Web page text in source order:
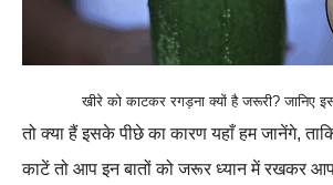
खीरे को काटकर रगड़ना क्यों है जरूरी? जानिए
तो क्या हैं इसके पीछे का कारण यहाँ हम जानेंगे,
काटें तो आप इन बातों को जरूर ध्यान में रखकर